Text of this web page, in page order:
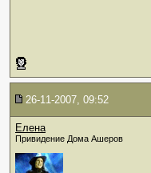
26-11-2007, 09:52
Елена
Привидение Дома Ашеров